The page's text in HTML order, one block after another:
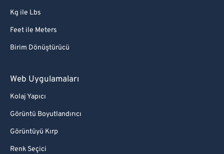
Kg ile Lbs
Feet ile Meters
Birim Dönüştürücü
Web Uygulamaları
Kolaj Yapıcı
Görüntü Boyutlandırıcı
Görüntüyü Kırp
Renk Seçici